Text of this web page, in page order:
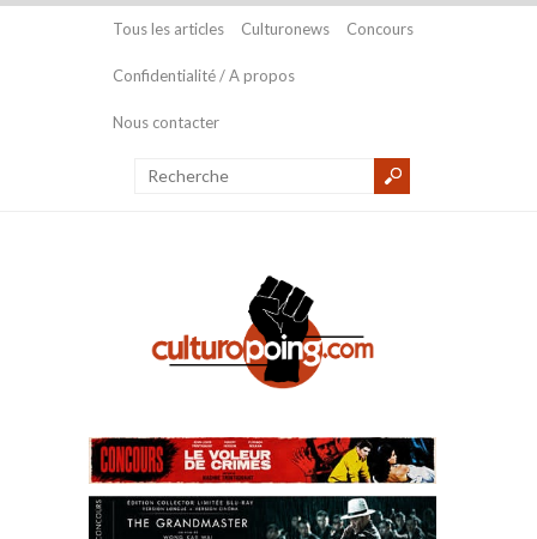
Tous les articles Culturonews Concours
Confidentialité / A propos
Nous contacter